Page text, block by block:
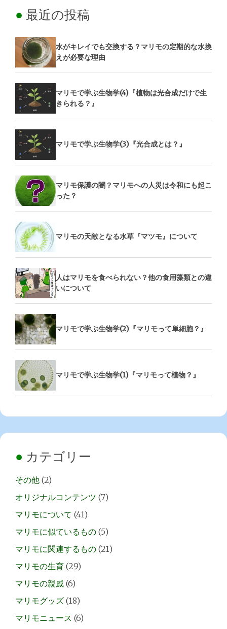
最近の投稿
水がキレイでも交換する？マリモの定期的な水換
えが必要な理由
マリモで学ぶ生物学(4)『植物は光合成だけで生
きられる？』
マリモで学ぶ生物学(3)『光合成とは？』
マリモ保護の闇？マリモへの人災は令和にも起こ
った？
マリモの天敵となる水草『マツモ』について
人はマリモを食べられない？他の食用藻類との違
いについて
マリモで学ぶ生物学(2)『マリモって単細胞？』
マリモで学ぶ生物学(1)『マリモって植物？』
カテゴリー
その他 (2)
オリジナルコンテンツ (7)
マリモについて (41)
マリモに似ているもの (5)
マリモに関連するもの (21)
マリモの生育 (29)
マリモの親戚 (6)
マリモグッズ (18)
マリモニュース (6)